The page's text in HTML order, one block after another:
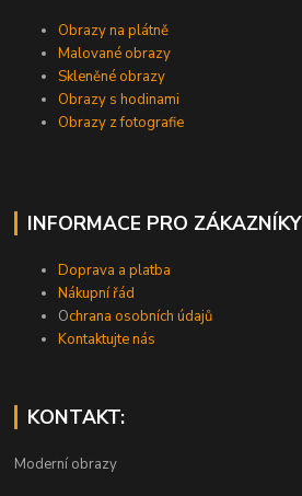
Obrazy na plátně
Malované obrazy
Skleněné obrazy
Obrazy s hodinami
Obrazy z fotografie
INFORMACE PRO ZÁKAZNÍKY
Doprava a platba
Nákupní řád
Ochrana osobních údajů
Kontaktujte nás
KONTAKT:
Moderní obrazy